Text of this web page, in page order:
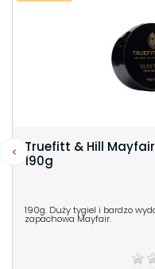
Truefitt & Hill
190g
190g. Duży tygiel i bardzo
zapachowa Mayfair.